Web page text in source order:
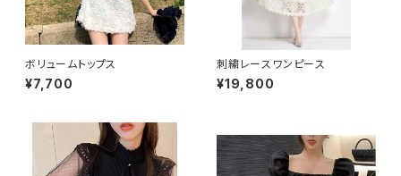
ボリュームトップス
¥7,700
刺繍レースワンピース
¥19,800